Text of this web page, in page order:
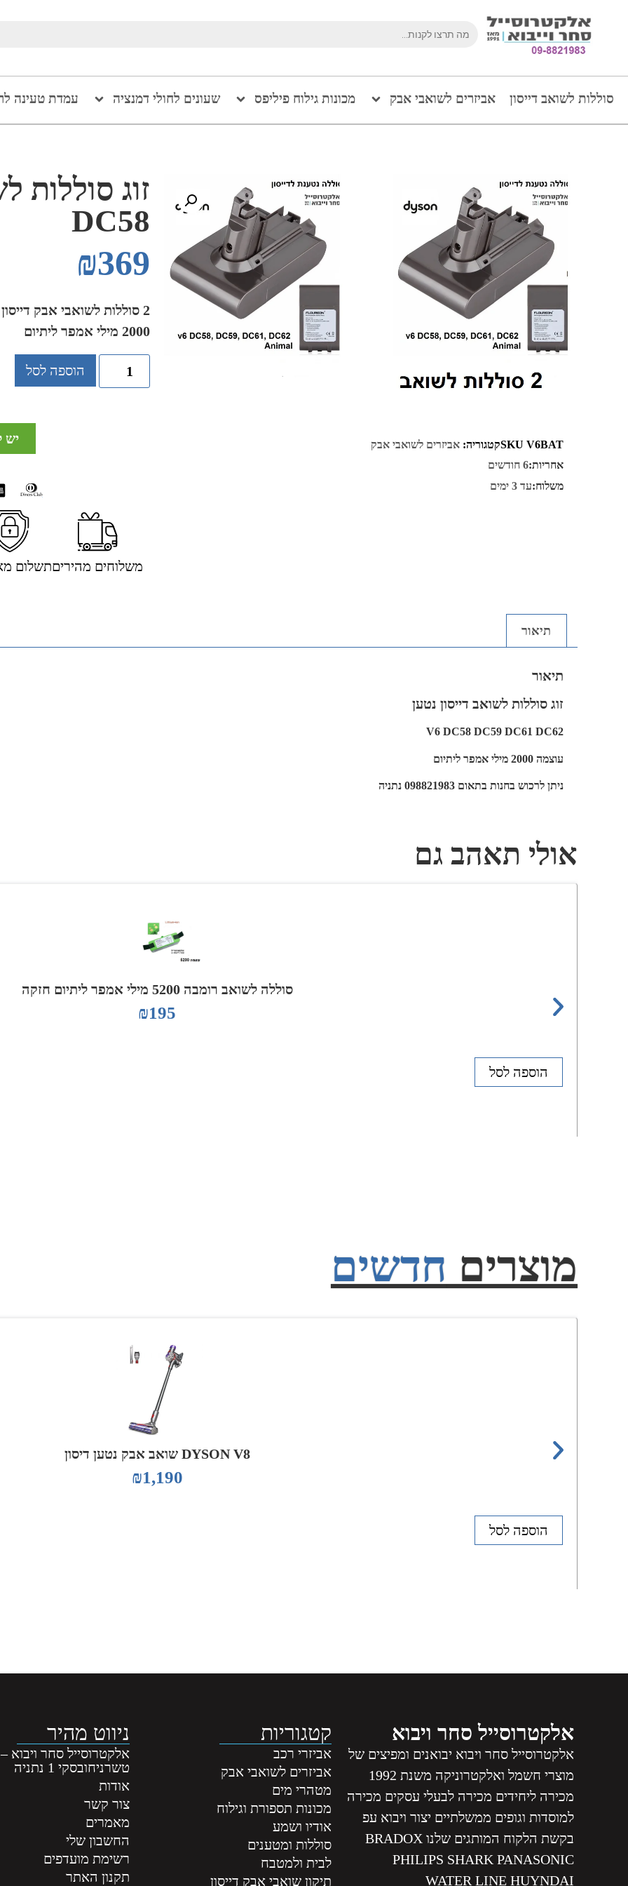
סוללות לשואב דייסון אביזרים לשואבי אבק מכונות גילוח פיליפס שעונים לחולי דמנציה עמדת טעינה
SKU V6BAT קטגוריה: אביזרים לשואבי אבק
אחריות:6 חודשים
משלוח:עד 3 ימים
DC58
₪369
2000 מילי אמפר ליתיום
הוספה לסל
יש
משלוחים מהיריםתשלום
תיאור
תיאור
זוג סוללות לשואב דייסון נטען
V6 DC58 DC59 DC61 DC62
עוצמה 2000 מילי אמפר ליתיום
ניתן לרכוש בחנות בתאום 098821983 נתניה
אולי תאהב גם
סוללה לשואב רומבה 5200 מילי אמפר ליתיום חזקה
₪195
הוספה לסל
מוצרים חדשים
DYSON V8 שואב אבק נטען דיסון
₪1,190
הוספה לסל
אלקטרוסייל סחר ויבוא
אלקטרוסייל סחר ויבוא יבואנים ומפיצים של
מוצרי חשמל ואלקטרוניקה משנת 1992
מכירה ליחידים מכירה לבעלי עסקים מכירה
למוסדות וגופים ממשלתיים יצור ויבוא עפ
בקשת הלקוח המותגים שלנו BRADOX
PHILIPS SHARK PANASONIC
WATER LINE HUYNDAI
קטגוריות
אביזרי רכב
אביזרים לשואבי אבק
מטהרי מים
מכונות תספורת וגילוח
אודיו ושמע
סוללות ומטענים
לבית ולמטבח
תיקון שואבי אבק דייסון
ניווט מהיר
אלקטרוסייל סחר ויבוא –
טשרניחובסקי 1 נתניה
אודות
צור קשר
מאמרים
החשבון שלי
רשימת מועדפים
תקנון האתר